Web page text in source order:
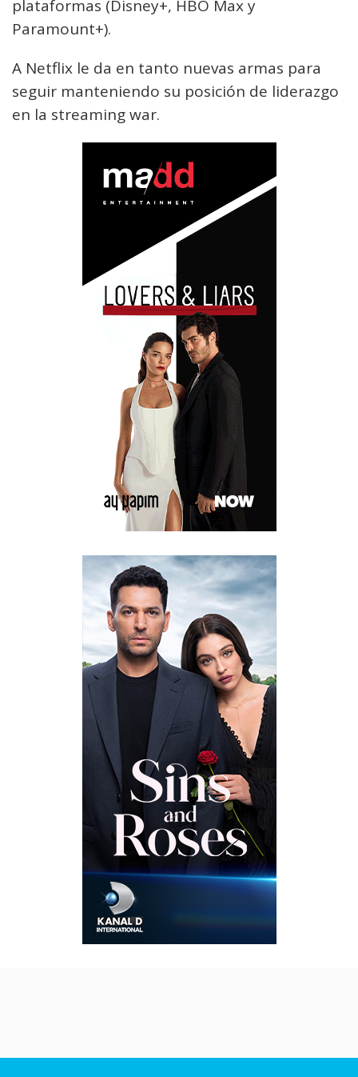
plataformas (Disney+, HBO Max y
Paramount+).
A Netflix le da en tanto nuevas armas para
seguir manteniendo su posición de liderazgo
en la streaming war.